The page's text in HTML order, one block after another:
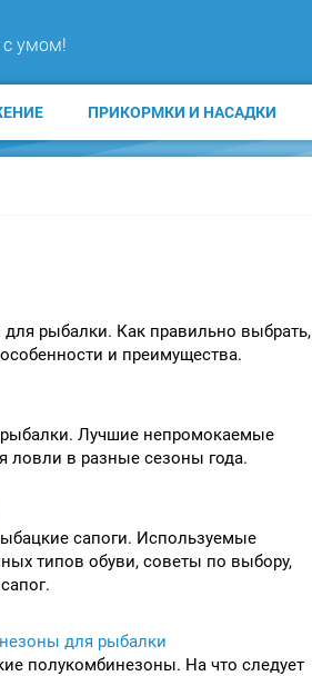
умом!
ПРИКОРМКИ И НАСАДКИ
рыбалки. Как правильно выбрать,
и преимущества.
Лучшие непромокаемые
ловли в разные сезоны года.
сапоги. Используемые
типов обуви, советы по выбору,
для рыбалки
полукомбинезоны. На что следует